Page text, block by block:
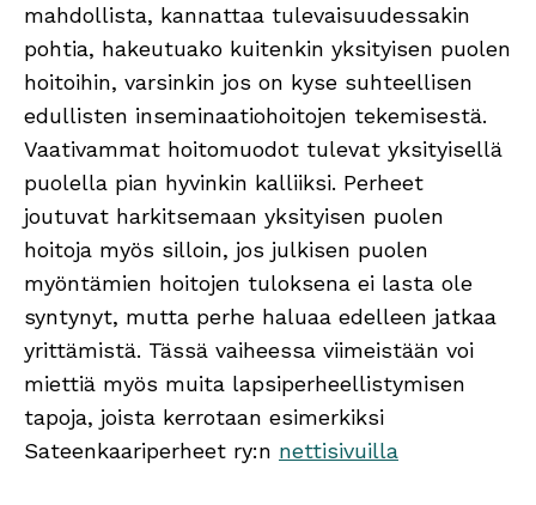
mahdollista, kannattaa tulevaisuudessakin
pohtia, hakeutuako kuitenkin yksityisen puolen
hoitoihin, varsinkin jos on kyse suhteellisen
edullisten inseminaatiohoitojen tekemisestä.
Vaativammat hoitomuodot tulevat yksityisellä
puolella pian hyvinkin kalliiksi. Perheet
joutuvat harkitsemaan yksityisen puolen
hoitoja myös silloin, jos julkisen puolen
myöntämien hoitojen tuloksena ei lasta ole
syntynyt, mutta perhe haluaa edelleen jatkaa
yrittämistä. Tässä vaiheessa viimeistään voi
miettiä myös muita lapsiperheellistymisen
tapoja, joista kerrotaan esimerkiksi
Sateenkaariperheet ry:n nettisivuilla